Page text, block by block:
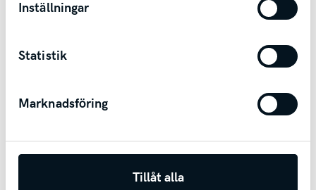
Inställningar
Statistik
Marknadsföring
Tillåt alla